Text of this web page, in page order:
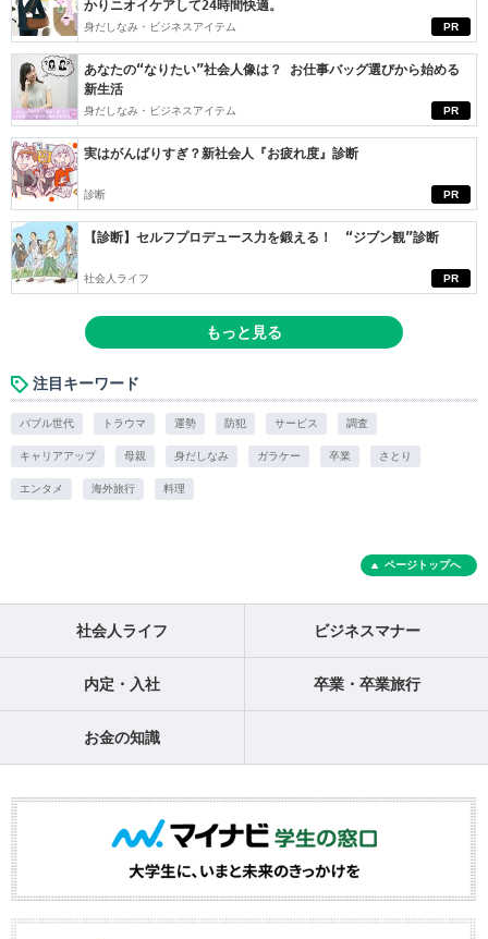
PR
かりニオイケアして24時間快適。
身だしなみ・ビジネスアイテム
PR
あなたの“なりたい”社会人像は？ お仕事バッグ選びから始める
新生活
身だしなみ・ビジネスアイテム
PR
実はがんばりすぎ？新社会人『お疲れ度』診断
診断
PR
【診断】セルフプロデュース力を鍛える！ “ジブン観”診断
社会人ライフ
もっと見る
注目キーワード
バブル世代 トラウマ 運勢 防犯 サービス 調査
キャリアアップ 母親 身だしなみ ガラケー 卒業 さとり
エンタメ 海外旅行 料理
ページトップへ
社会人ライフ ビジネスマナー
内定・入社 卒業・卒業旅行
お金の知識